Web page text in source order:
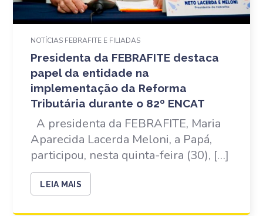
NOTÍCIAS FEBRAFITE E FILIADAS
Presidenta da FEBRAFITE destaca
papel da entidade na
implementação da Reforma
Tributária durante o 82º ENCAT
A presidenta da FEBRAFITE, Maria
Aparecida Lacerda Meloni, a Papá,
participou, nesta quinta-feira (30), […]
LEIA MAIS